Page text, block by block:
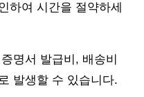
하여 시간을 절약하세
명서 발급비, 배송비
발생할 수 있습니다.